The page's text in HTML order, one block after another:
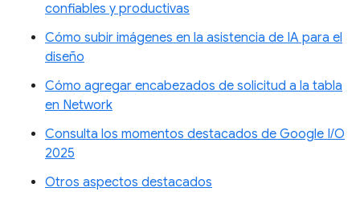
confiables y productivas
Cómo subir imágenes en la asistencia de IA para el
diseño
Cómo agregar encabezados de solicitud a la tabla
en Network
Consulta los momentos destacados de Google I/O
2025
Otros aspectos destacados